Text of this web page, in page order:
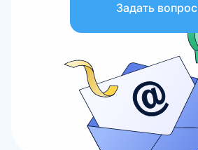
Задать вопрос